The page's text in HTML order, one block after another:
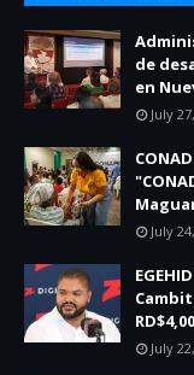
de
en
July
July
July